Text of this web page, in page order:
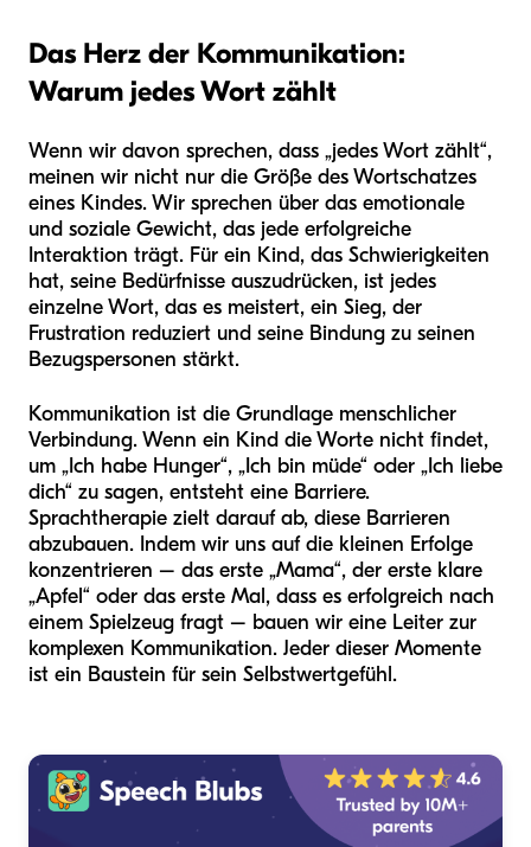
Das Herz der Kommunikation:
Warum jedes Wort zählt
Wenn wir davon sprechen, dass „jedes Wort zählt“,
meinen wir nicht nur die Größe des Wortschatzes
eines Kindes. Wir sprechen über das emotionale
und soziale Gewicht, das jede erfolgreiche
Interaktion trägt. Für ein Kind, das Schwierigkeiten
hat, seine Bedürfnisse auszudrücken, ist jedes
einzelne Wort, das es meistert, ein Sieg, der
Frustration reduziert und seine Bindung zu seinen
Bezugspersonen stärkt.
Kommunikation ist die Grundlage menschlicher
Verbindung. Wenn ein Kind die Worte nicht findet,
um „Ich habe Hunger“, „Ich bin müde“ oder „Ich liebe
dich“ zu sagen, entsteht eine Barriere.
Sprachtherapie zielt darauf ab, diese Barrieren
abzubauen. Indem wir uns auf die kleinen Erfolge
konzentrieren – das erste „Mama“, der erste klare
„Apfel“ oder das erste Mal, dass es erfolgreich nach
einem Spielzeug fragt – bauen wir eine Leiter zur
komplexen Kommunikation. Jeder dieser Momente
ist ein Baustein für sein Selbstwertgefühl.